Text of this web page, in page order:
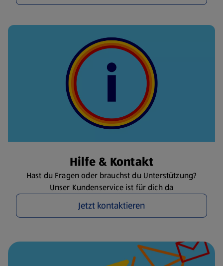
Hilfe & Kontakt
Hast du Fragen oder brauchst du Unterstützung?
Unser Kundenservice ist für dich da
Jetzt kontaktieren